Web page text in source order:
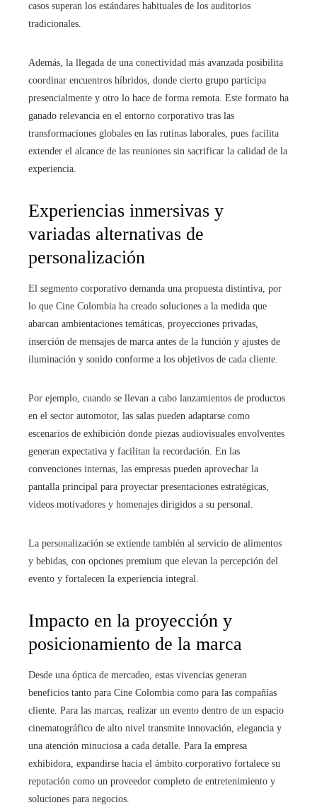
casos superan los estándares habituales de los auditorios
tradicionales.
Además, la llegada de una conectividad más avanzada posibilita
coordinar encuentros híbridos, donde cierto grupo participa
presencialmente y otro lo hace de forma remota. Este formato ha
ganado relevancia en el entorno corporativo tras las
transformaciones globales en las rutinas laborales, pues facilita
extender el alcance de las reuniones sin sacrificar la calidad de la
experiencia.
Experiencias inmersivas y
variadas alternativas de
personalización
El segmento corporativo demanda una propuesta distintiva, por
lo que Cine Colombia ha creado soluciones a la medida que
abarcan ambientaciones temáticas, proyecciones privadas,
inserción de mensajes de marca antes de la función y ajustes de
iluminación y sonido conforme a los objetivos de cada cliente.
Por ejemplo, cuando se llevan a cabo lanzamientos de productos
en el sector automotor, las salas pueden adaptarse como
escenarios de exhibición donde piezas audiovisuales envolventes
generan expectativa y facilitan la recordación. En las
convenciones internas, las empresas pueden aprovechar la
pantalla principal para proyectar presentaciones estratégicas,
videos motivadores y homenajes dirigidos a su personal.
La personalización se extiende también al servicio de alimentos
y bebidas, con opciones premium que elevan la percepción del
evento y fortalecen la experiencia integral.
Impacto en la proyección y
posicionamiento de la marca
Desde una óptica de mercadeo, estas vivencias generan
beneficios tanto para Cine Colombia como para las compañías
cliente. Para las marcas, realizar un evento dentro de un espacio
cinematográfico de alto nivel transmite innovación, elegancia y
una atención minuciosa a cada detalle. Para la empresa
exhibidora, expandirse hacia el ámbito corporativo fortalece su
reputación como un proveedor completo de entretenimiento y
soluciones para negocios.